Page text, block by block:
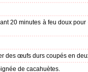
20 minutes à feu doux pour
des œufs durs coupés en
de cacahuètes.